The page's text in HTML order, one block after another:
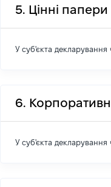
5. Цінні папери
У суб'єкта декларування
6.
У суб'єкта декларування